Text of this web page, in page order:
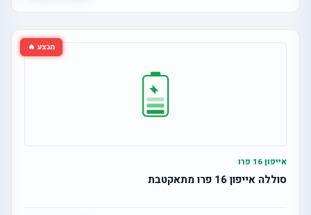
מבצע 🔥
אייפון 16 פרו
סוללה אייפון 16 פרו מתאקטבת